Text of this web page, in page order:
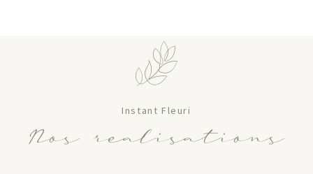
Instant Fleuri
Nos realisations